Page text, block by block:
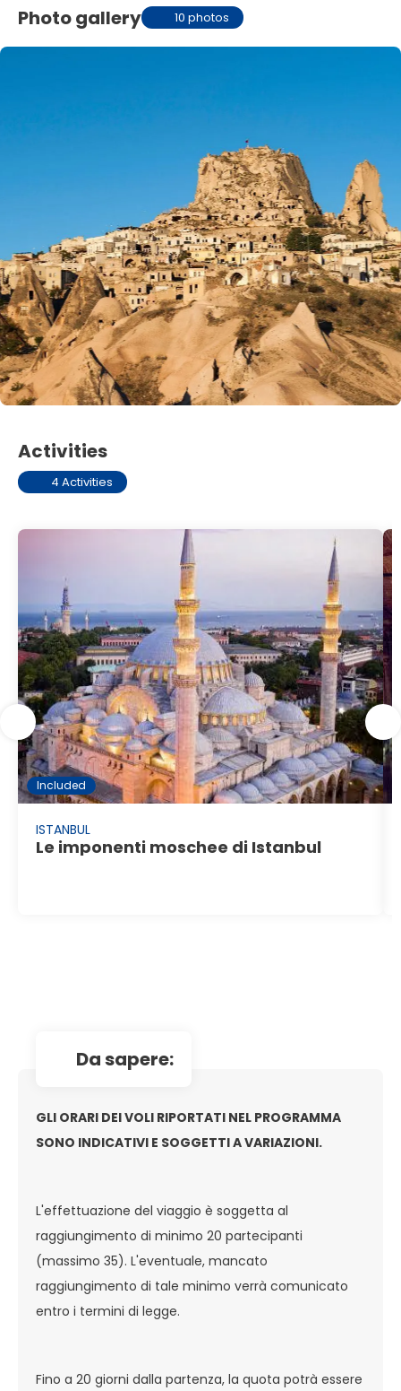
Photo gallery 10 photos
Activities
4 Activities
Included
ISTANBUL
Le imponenti moschee di Istanbul
da sapere:
GLI ORARI DEI VOLI RIPORTATI NEL PROGRAMMA
SONO INDICATIVI E SOGGETTI A VARIAZIONI.
L'effettuazione del viaggio è soggetta al
raggiungimento di minimo 20 partecipanti
(massimo 35). L'eventuale, mancato
raggiungimento di tale minimo verrà comunicato
entro i termini di legge.
Fino a 20 giorni dalla partenza, la quota potrà essere